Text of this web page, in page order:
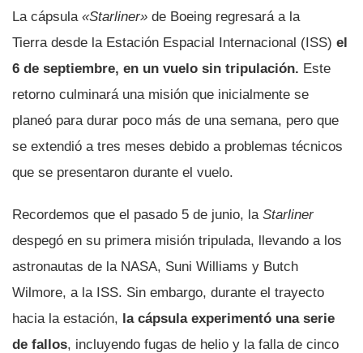
La cápsula «Starliner» de Boeing regresará a la
Tierra desde la Estación Espacial Internacional (ISS) el
6 de septiembre, en un vuelo sin tripulación. Este
retorno culminará una misión que inicialmente se
planeó para durar poco más de una semana, pero que
se extendió a tres meses debido a problemas técnicos
que se presentaron durante el vuelo.
Recordemos que el pasado 5 de junio, la Starliner
despegó en su primera misión tripulada, llevando a los
astronautas de la NASA, Suni Williams y Butch
Wilmore, a la ISS. Sin embargo, durante el trayecto
hacia la estación, la cápsula experimentó una serie
de fallos, incluyendo fugas de helio y la falla de cinco